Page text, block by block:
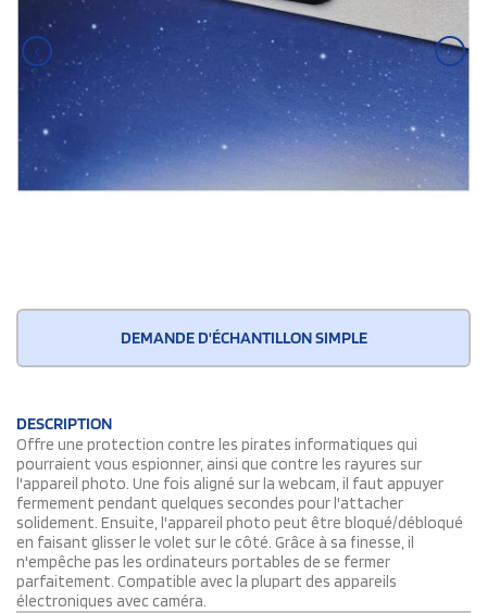
‹ ›
DEMANDE D'ÉCHANTILLON SIMPLE
DESCRIPTION
Offre une protection contre les pirates informatiques qui
pourraient vous espionner, ainsi que contre les rayures sur
l'appareil photo. Une fois aligné sur la webcam, il faut appuyer
fermement pendant quelques secondes pour l'attacher
solidement. Ensuite, l'appareil photo peut être bloqué/débloqué
en faisant glisser le volet sur le côté. Grâce à sa finesse, il
n'empêche pas les ordinateurs portables de se fermer
parfaitement. Compatible avec la plupart des appareils
électroniques avec caméra.